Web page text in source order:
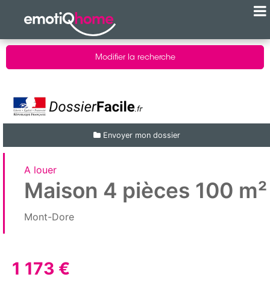
Modifier la recherche
Envoyer mon dossier
A louer
Maison 4 pièces 100 m²
Mont-Dore
1 173 €